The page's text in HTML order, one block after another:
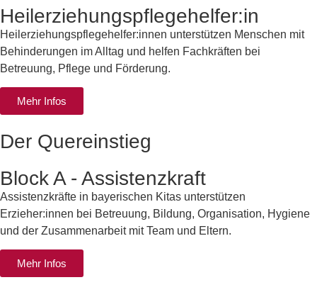
Heilerziehungspflegehelfer:in
Heilerziehungspflegehelfer:innen unterstützen Menschen mit
Behinderungen im Alltag und helfen Fachkräften bei
Betreuung, Pflege und Förderung.
Mehr Infos
Der Quereinstieg
Block A - Assistenzkraft
Assistenzkräfte in bayerischen Kitas unterstützen
Erzieher:innen bei Betreuung, Bildung, Organisation, Hygiene
und der Zusammenarbeit mit Team und Eltern.
Mehr Infos